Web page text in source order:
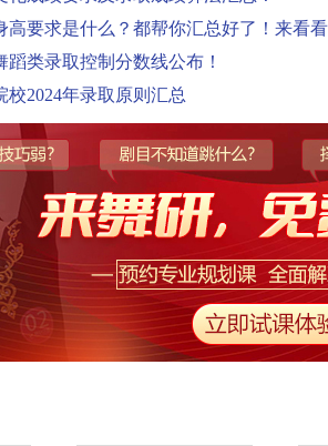
高要求是什么？都帮你汇总好了！来看
蹈类录取控制分数线公布！
校2024年录取原则汇总